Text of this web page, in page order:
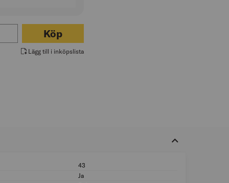
ELITE FLAT ANZA
Köp
Lägg till i inköpslista
43
Ja